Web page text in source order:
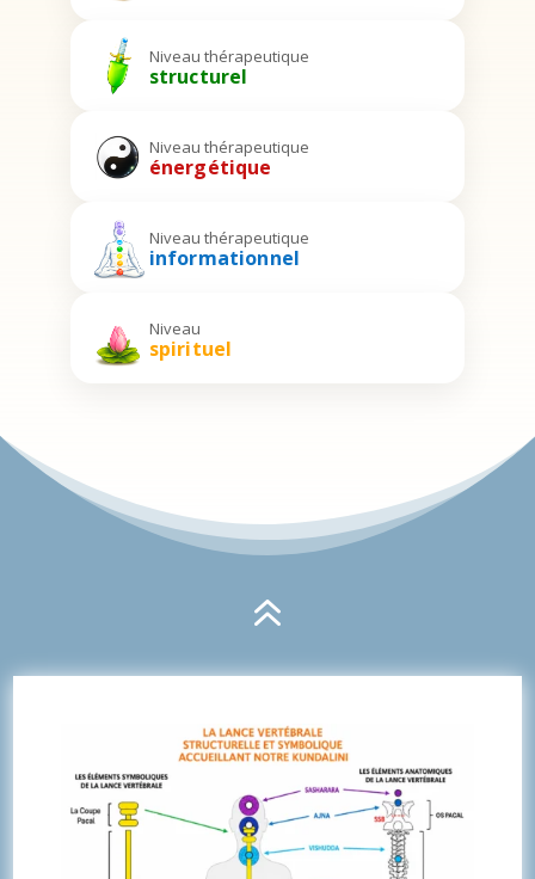
Niveau thérapeutique
structurel
Niveau thérapeutique
énergétique
Niveau thérapeutique
informationnel
Niveau
spirituel
6